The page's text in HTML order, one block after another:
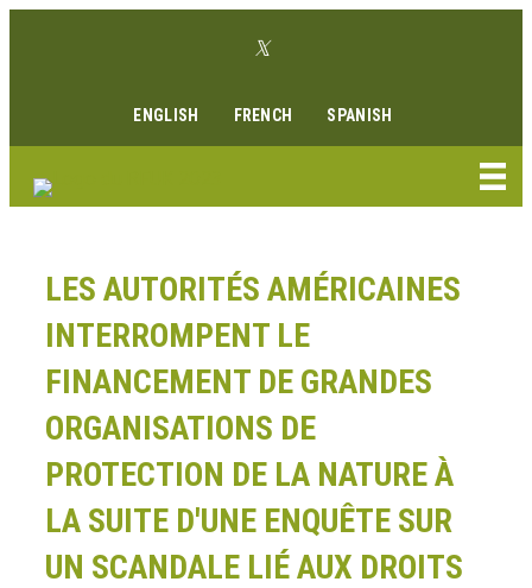
Lien Twitter
ENGLISH FRENCH SPANISH
LES AUTORITÉS AMÉRICAINES
INTERROMPENT LE
FINANCEMENT DE GRANDES
ORGANISATIONS DE
PROTECTION DE LA NATURE À
LA SUITE D'UNE ENQUÊTE SUR
UN SCANDALE LIÉ AUX DROITS